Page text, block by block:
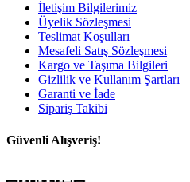
İletişim Bilgilerimiz
Üyelik Sözleşmesi
Teslimat Koşulları
Mesafeli Satış Sözleşmesi
Kargo ve Taşıma Bilgileri
Gizlilik ve Kullanım Şartları
Garanti ve İade
Sipariş Takibi
Güvenli Alışveriş!